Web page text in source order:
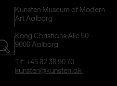
Kunsten Museum of Modern
Art Aalborg
Kong Christians Alle 50
9000 Aalborg
Tlf: +45 82 38 90 70
kunsten@kunsten.dk